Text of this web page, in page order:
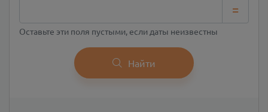
=
Оставьте эти поля пустыми, если даты неизвестны
Найти